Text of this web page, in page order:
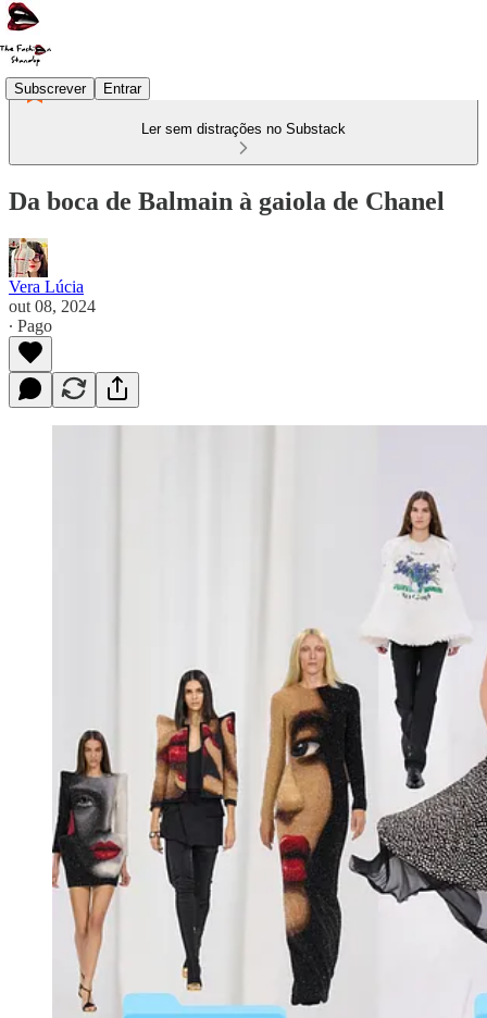
Subscrever Entrar
Ler sem distrações no Substack
Da boca de Balmain à gaiola de Chanel
Vera Lúcia
out 08, 2024
∙ Pago